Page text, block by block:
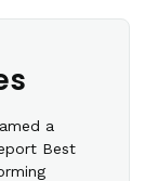
a
Best